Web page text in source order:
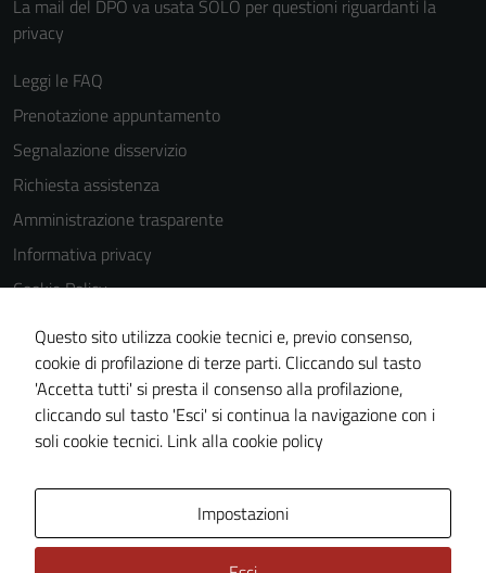
La mail del DPO va usata SOLO per questioni riguardanti la
privacy
Leggi le FAQ
Prenotazione appuntamento
Segnalazione disservizio
Richiesta assistenza
Amministrazione trasparente
Informativa privacy
Cookie Policy
Note legali
Dichiarazione di accessibilità
Obiettivi di accessibilità
Piano di miglioramento del sito
Questo sito utilizza cookie tecnici e, previo consenso,
cookie di profilazione di terze parti. Cliccando sul tasto
'Accetta tutti' si presta il consenso alla profilazione,
cliccando sul tasto 'Esci' si continua la navigazione con i
soli cookie tecnici. Link alla cookie policy
Impostazioni